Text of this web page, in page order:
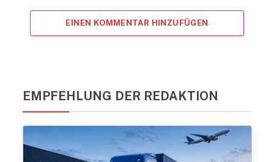
EINEN KOMMENTAR HINZUFÜGEN
EMPFEHLUNG DER REDAKTION